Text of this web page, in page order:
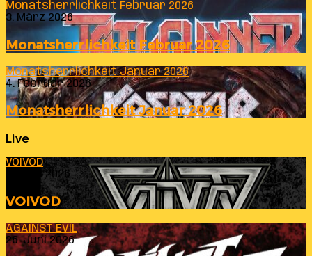
Monatsherrlichkeit Februar 2026
3. März 2026
Monatsherrlichkeit Februar 2026
Monatsherrlichkeit Januar 2026
4. Februar 2026
Monatsherrlichkeit Januar 2026
Live
VOIVOD
23. Juli 2026
VOIVOD
AGAINST EVIL
26. Juni 2026